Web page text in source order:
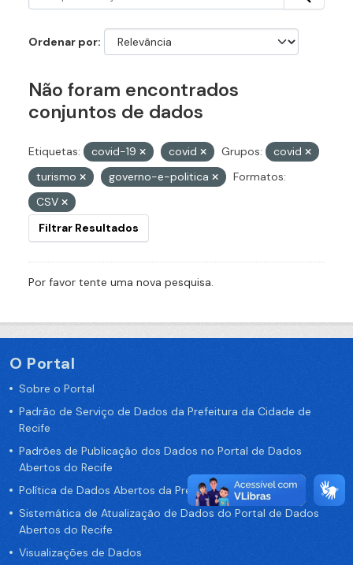
Ordenar por
Não foram encontrados
conjuntos de dados
Etiquetas: covid-19 covid Grupos:
covid
turismo
governo-e-politica
Formatos:
CSV
Filtrar Resultados
Por favor tente uma nova pesquisa.
O Portal
Sobre o Portal
Padrão de Serviço de Dados da Prefeitura da Cidade de
Recife
Padrões de Publicação dos Dados no Portal de Dados
Abertos do Recife
Política de Dados Abertos da Prefeitura do Recife
Sistemática de Atualização de Dados do Portal de Dados
Abertos do Recife
Visualizações de Dados